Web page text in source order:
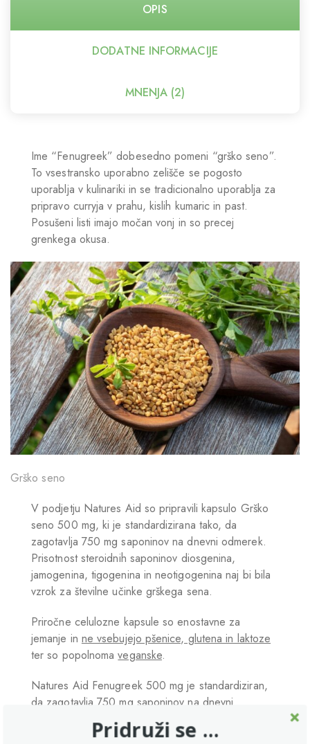
OPIS
DODATNE INFORMACIJE
MNENJA (2)
Ime “Fenugreek” dobesedno pomeni “grško seno”.
To vsestransko uporabno zelišče se pogosto
uporablja v kulinariki in se tradicionalno uporablja za
pripravo curryja v prahu, kislih kumaric in past.
Posušeni listi imajo močan vonj in so precej
grenkega okusa.
Grško seno
V podjetju Natures Aid so pripravili kapsulo Grško
seno 500 mg, ki je standardizirana tako, da
zagotavlja 750 mg saponinov na dnevni odmerek.
Prisotnost steroidnih saponinov diosgenina,
jamogenina, tigogenina in neotigogenina naj bi bila
vzrok za številne učinke grškega sena.
Priročne celulozne kapsule so enostavne za
jemanje in ne vsebujejo pšenice, glutena in laktoze
ter so popolnomaveganske.
Natures Aid Fenugreek 500 mg je standardiziran,
da zagotavlja 750 mg saponinov na dnevni
Pridruži se ...